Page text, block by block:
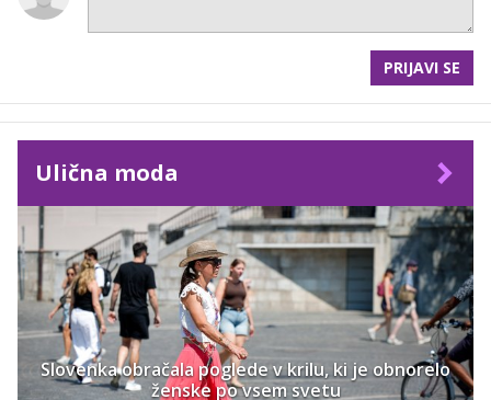
PRIJAVI SE
Ulična moda
Slovenka obračala poglede v krilu, ki je obnorelo
ženske po vsem svetu